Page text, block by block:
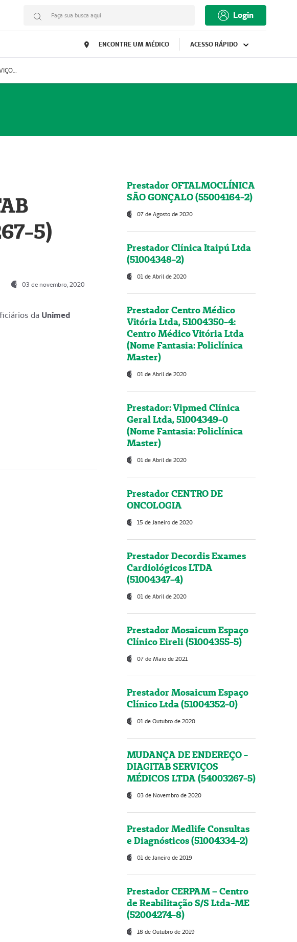
Faça sua busca aqui Login
ENCONTRE UM MÉDICO ACESSO RÁPIDO
MUDANÇA DE ENDEREÇO - DIAGITAB SERVIÇOS MÉDICOS LTDA (54003267-5)
5)
03 de novembro, 2020
da Unimed
Prestador OFTALMOCLÍNICA
SÃO GONÇALO (55004164-2)
07 de Agosto de 2020
Prestador Clínica Itaipú Ltda
(51004348-2)
01 de Abril de 2020
Prestador Centro Médico
Vitória Ltda, 51004350-4:
Centro Médico Vitória Ltda
(Nome Fantasia: Policlínica
Master)
01 de Abril de 2020
Prestador: Vipmed Clínica
Geral Ltda, 51004349-0
(Nome Fantasia: Policlínica
Master)
01 de Abril de 2020
Prestador CENTRO DE
ONCOLOGIA
15 de Janeiro de 2020
Prestador Decordis Exames
Cardiológicos LTDA
(51004347-4)
01 de Abril de 2020
Prestador Mosaicum Espaço
Clínico Eireli (51004355-5)
07 de Maio de 2021
Prestador Mosaicum Espaço
Clínico Ltda (51004352-0)
01 de Outubro de 2020
MUDANÇA DE ENDEREÇO -
DIAGITAB SERVIÇOS
MÉDICOS LTDA (54003267-5)
03 de Novembro de 2020
Prestador Medlife Consultas
e Diagnósticos (51004334-2)
01 de Janeiro de 2019
Prestador CERPAM – Centro
de Reabilitação S/S Ltda-ME
(52004274-8)
18 de Outubro de 2019